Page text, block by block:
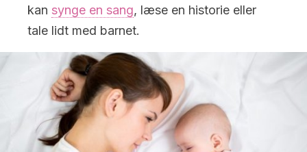
kan synge en sang, læse en historie eller
tale lidt med barnet.